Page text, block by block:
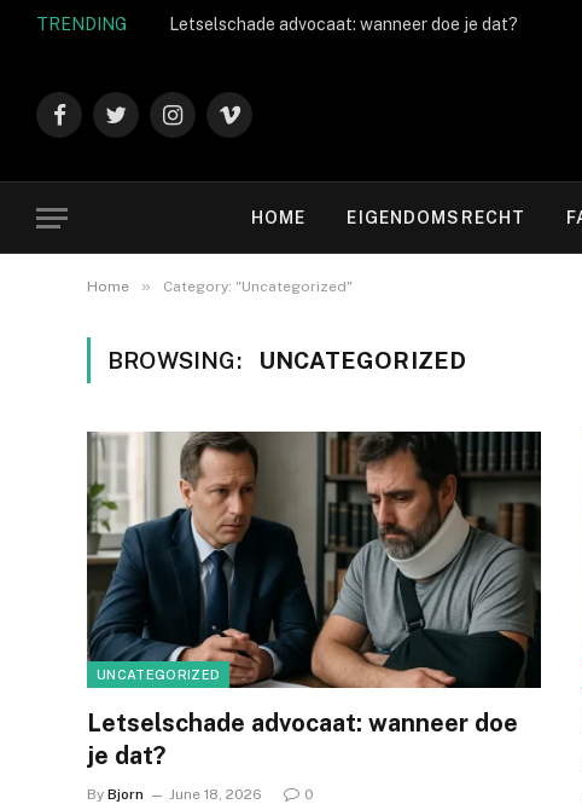
TRENDING Letselschade advocaat: wanneer doe je dat?
FacebookTwitterInstagram
Vimeo
HOME EIGENDOMSRECHT
Home » Category: "Uncategorized"
BROWSING: UNCATEGORIZED
UNCATEGORIZED
Letselschade advocaat: wanneer doe
je dat?
By Bjorn June 18, 2026 0